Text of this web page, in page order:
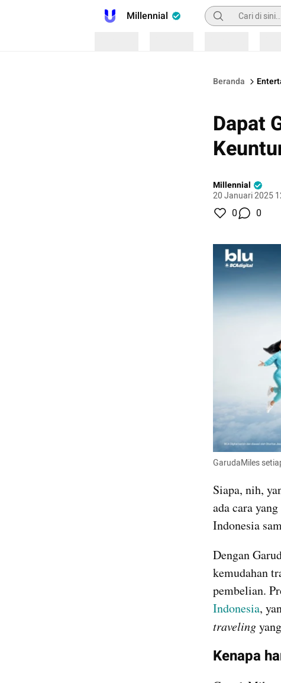
Millennial Pencarian
Beranda
Dapat
Millennial
20 Januari 2025
0 0
GarudaMiles
Siapa, nih,
ada cara
Indonesia
Dengan
kemudahan
pembelian.
Indonesia
traveling
Kenapa